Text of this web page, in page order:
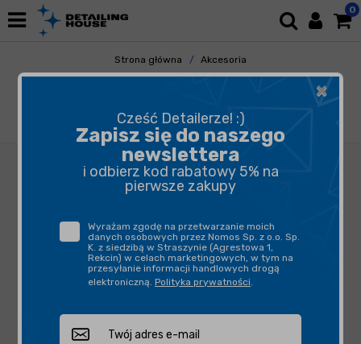
0
Strona główna
Akcesoria
Pozostałe Akcesoria
MAROLEX Zestaw Naprawczy Zaworu
Dozującego Alka
×
Cześć Detailerze! :)
Zapisz się do naszego
newslettera
i odbierz kod rabatowy 5% na
pierwsze zakupy
Wyrażam zgodę na przetwarzanie moich
danych osobowych przez Nomos Sp. z o.o. Sp.
K. z siedzibą w Straszynie (Agrestowa 1,
Rekcin) w celach marketingowych, w tym na
przesyłanie informacji handlowych drogą
elektroniczną. Polityka prywatności.